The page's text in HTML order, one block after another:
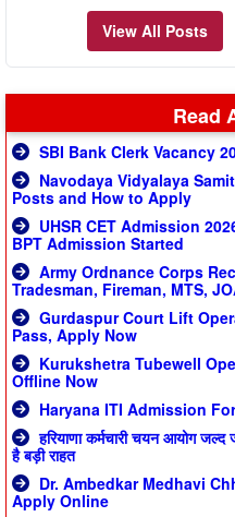
View All Posts
Read
SBI Bank Clerk Vacancy
Navodaya Vidyalaya
Posts and How to Apply
UHSR CET Admission
BPT Admission Started
Army Ordnance Corps
Tradesman, Fireman, MTS,
Gurdaspur Court Lift
Pass, Apply Now
Kurukshetra Tubewell
Offline Now
Haryana ITI Admission
हरियाणा कर्मचारी चयन आयोग
है बड़ी राहत
Dr. Ambedkar Medhavi
Apply Online